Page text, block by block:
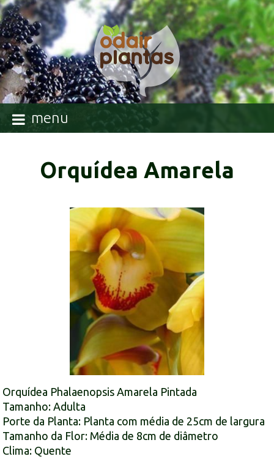
menu
Orquídea Amarela
Orquídea Phalaenopsis Amarela Pintada
Tamanho: Adulta
Porte da Planta: Planta com média de 25cm de largura
Tamanho da Flor: Média de 8cm de diâmetro
Clima: Quente